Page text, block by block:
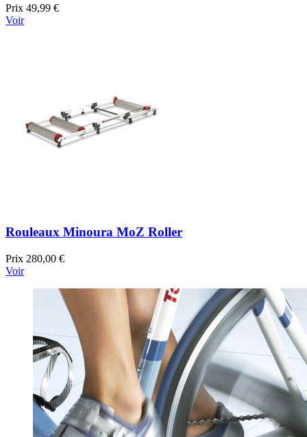
Prix 49,99 €
Voir
Rouleaux Minoura MoZ Roller
Prix 280,00 €
Voir